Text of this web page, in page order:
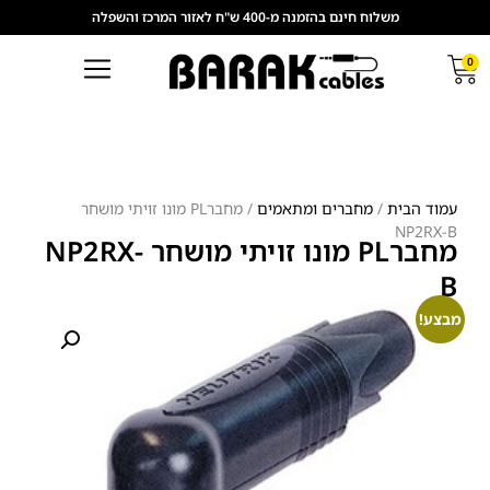
משלוח חינם בהזמנה מ-400 ש"ח לאזור המרכז והשפלה
0
עמוד הבית / מחברים ומתאמים
/ מחברPL מונו זויתי מושחר
NP2RX-B
מחברPL מונו זויתי מושחר NP2RX-
B
מבצע!